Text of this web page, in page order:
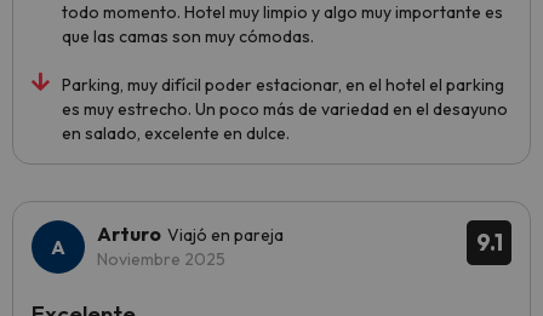
todo momento. Hotel muy limpio y algo muy importante es
que las camas son muy cómodas.
Parking, muy difícil poder estacionar, en el hotel el parking
es muy estrecho. Un poco más de variedad en el desayuno
en salado, excelente en dulce.
9.1
Arturo Viajó en pareja
Noviembre 2025